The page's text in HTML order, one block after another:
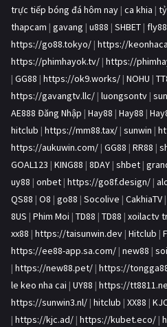
trực tiếp bóng đá hôm nay | ca khia |
thapcam | gavang | u888 | SHBET | fly88
https://go88.tokyo/ | https://
https://phimhayok.tv/ | https://
| GG88 | https://ok9.works/ | NOHU |
https://gavangtv.llc/ | luongsontv |
AE888 Đăng Nhập | Hay88 | Hay88 |
hitclub | https://mm88.tax/ | sunwin |
https://aukuwin.com/ | GG88 | RR88 |
GOAL123 | KING88 | 8DAY | shbet |
uy88 | onbet | https://go8f.design/ |
QS88 | O8 | go88 | Socolive | CakhiaTV |
8US | Phim Moi | TD88 | TD88 | xoilactv
xx88 | https://taisunwin.dev | Hitclub |
https://ee88-app.sa.com/ | new88 |
| https://new88.pet/ | https://
le keo nha cai | UY88 | https://
https://sunwin3.nl/ | hitclub | XX88 |
| https://kjc.ad/ | https://kubet.eco/ |